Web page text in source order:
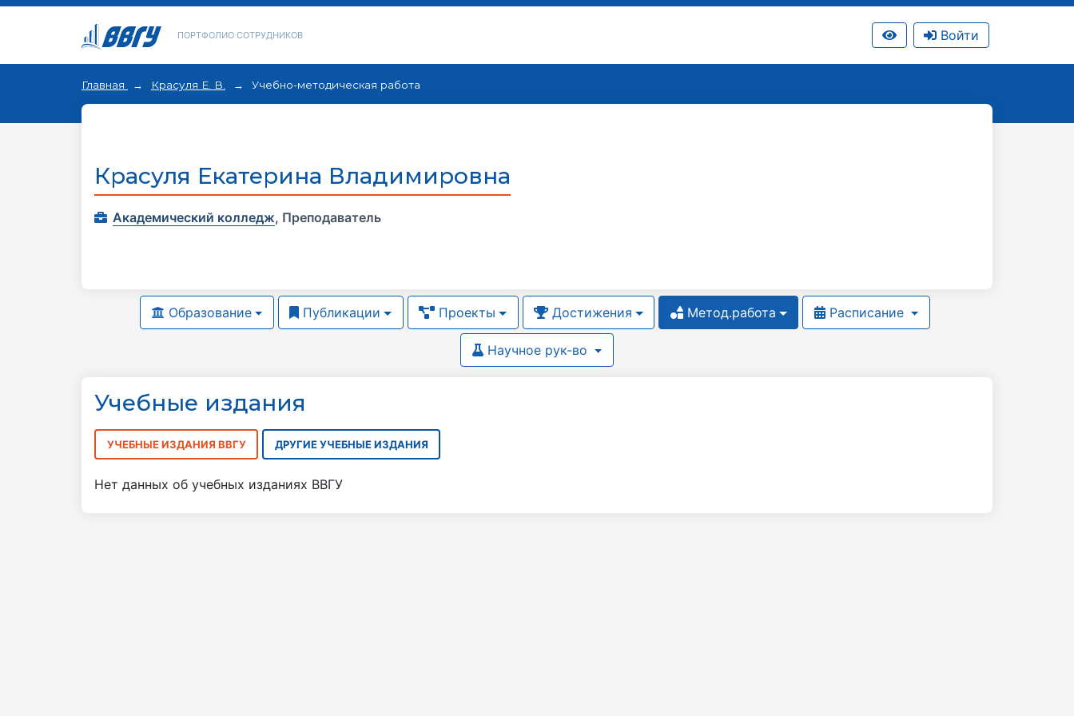
ПОРТФОЛИО СОТРУДНИКОВ Войти
Главная Красуля Е. В. Учебно-методическая работа
Красуля Екатерина Владимировна
Академический колледж, Преподаватель
Образование Публикации Проекты Достижения Метод.работа Расписание
Научное рук-во
Учебные издания
УЧЕБНЫЕ ИЗДАНИЯ ВВГУ ДРУГИЕ УЧЕБНЫЕ ИЗДАНИЯ
Нет данных об учебных изданиях ВВГУ